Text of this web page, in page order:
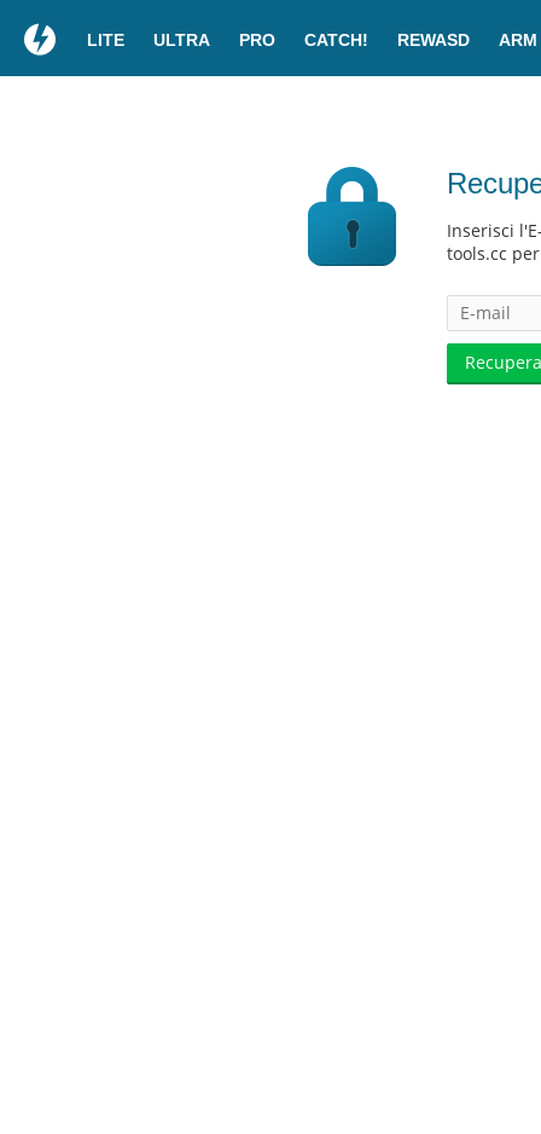
LITE ULTRA PRO CATCH! REWASD ARM
Inserisci
tools.cc